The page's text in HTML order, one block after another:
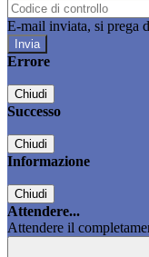
E-mail inviata, si prega
Errore
Chiudi
Successo
Chiudi
Informazione
Chiudi
Attendere...
Attendere il